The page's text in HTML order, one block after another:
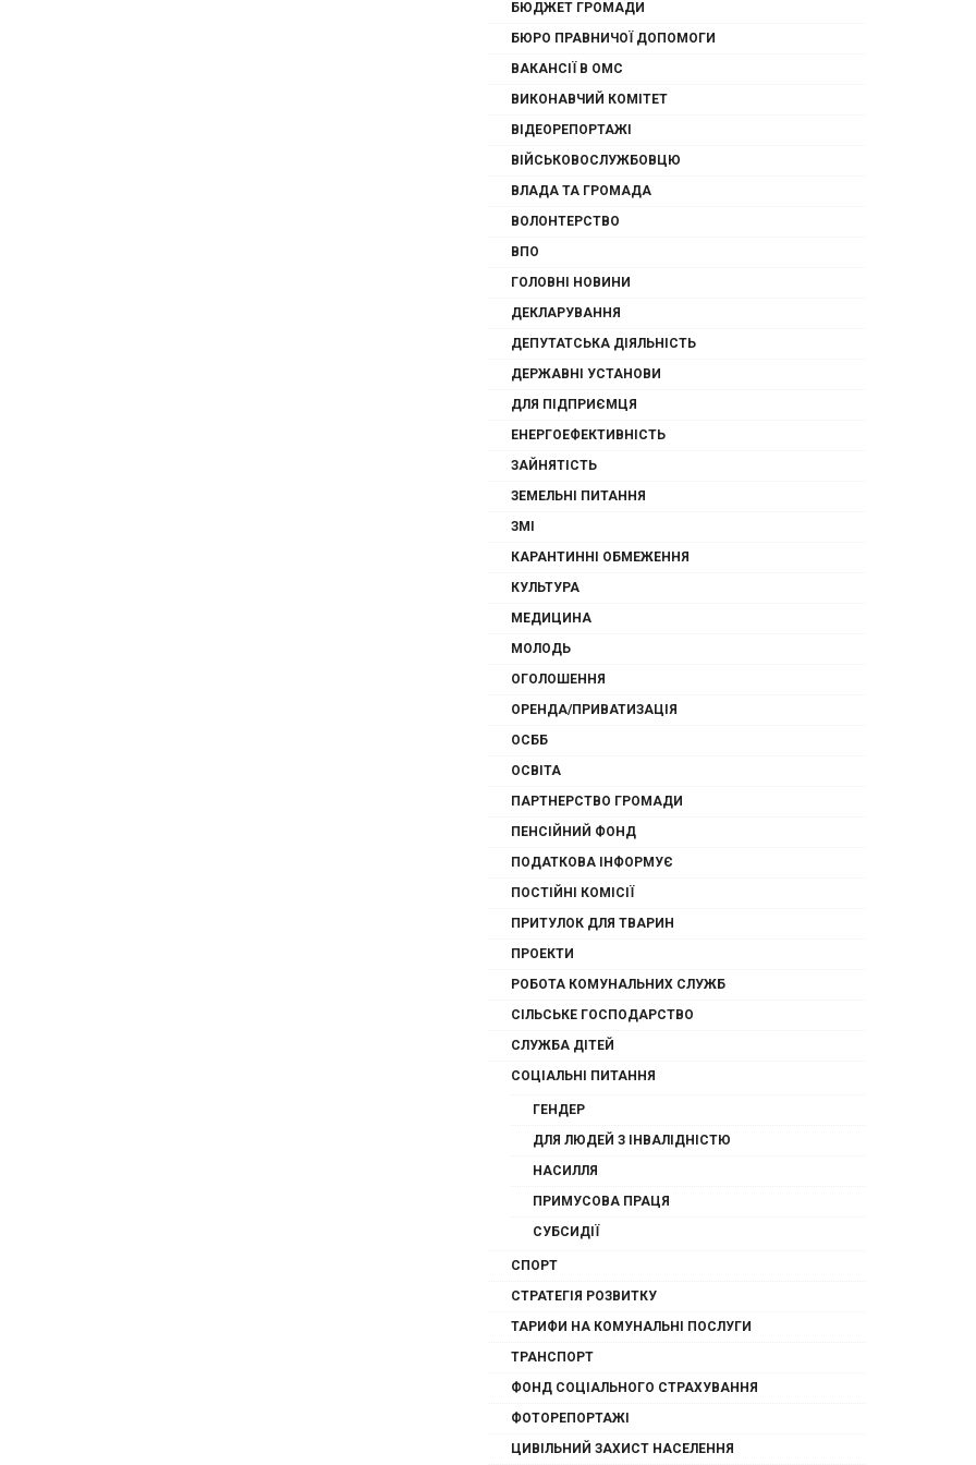
БЮДЖЕТ ГРОМАДИ
БЮРО ПРАВНИЧОЇ ДОПОМОГИ
ВАКАНСІЇ В ОМС
ВИКОНАВЧИЙ КОМІТЕТ
ВІДЕОРЕПОРТАЖІ
ВІЙСЬКОВОСЛУЖБОВЦЮ
ВЛАДА ТА ГРОМАДА
ВОЛОНТЕРСТВО
ВПО
ГОЛОВНІ НОВИНИ
ДЕКЛАРУВАННЯ
ДЕПУТАТСЬКА ДІЯЛЬНІСТЬ
ДЕРЖАВНІ УСТАНОВИ
ДЛЯ ПІДПРИЄМЦЯ
ЕНЕРГОЕФЕКТИВНІСТЬ
ЗАЙНЯТІСТЬ
ЗЕМЕЛЬНІ ПИТАННЯ
ЗМІ
КАРАНТИННІ ОБМЕЖЕННЯ
КУЛЬТУРА
МЕДИЦИНА
МОЛОДЬ
ОГОЛОШЕННЯ
ОРЕНДА/ПРИВАТИЗАЦІЯ
ОСББ
ОСВІТА
ПАРТНЕРСТВО ГРОМАДИ
ПЕНСІЙНИЙ ФОНД
ПОДАТКОВА ІНФОРМУЄ
ПОСТІЙНІ КОМІСІЇ
ПРИТУЛОК ДЛЯ ТВАРИН
ПРОЕКТИ
РОБОТА КОМУНАЛЬНИХ СЛУЖБ
СІЛЬСЬКЕ ГОСПОДАРСТВО
СЛУЖБА ДІТЕЙ
СОЦІАЛЬНІ ПИТАННЯ
ГЕНДЕР
ДЛЯ ЛЮДЕЙ З ІНВАЛІДНІСТЮ
НАСИЛЛЯ
ПРИМУСОВА ПРАЦЯ
СУБСИДІЇ
СПОРТ
СТРАТЕГІЯ РОЗВИТКУ
ТАРИФИ НА КОМУНАЛЬНІ ПОСЛУГИ
ТРАНСПОРТ
ФОНД СОЦІАЛЬНОГО СТРАХУВАННЯ
ФОТОРЕПОРТАЖІ
ЦИВІЛЬНИЙ ЗАХИСТ НАСЕЛЕННЯ